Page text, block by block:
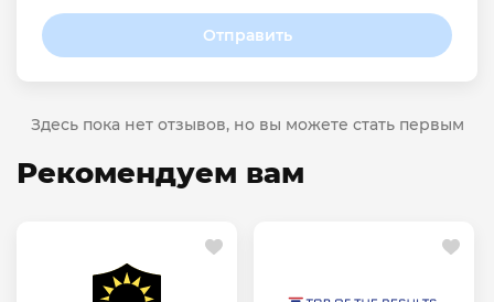
Отправить
Здесь пока нет отзывов, но вы можете стать первым
Рекомендуем вам